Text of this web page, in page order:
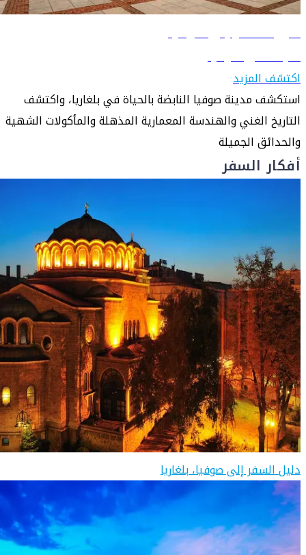
دليل السفر إلى صوفيا
تعرّف على صوفيا
اكتشف المزيد
استكشف مدينة صوفيا النابضة بالحياة في بلغاريا، واكتشف
التاريخ الغني والهندسة المعمارية المذهلة والمأكولات الشهية
والحدائق الجميلة
أفكار السفر
دليل السفر إلى صوفيا، بلغاريا